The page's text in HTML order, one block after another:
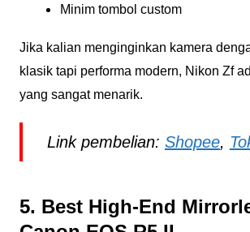
Minim tombol custom
Jika kalian menginginkan kamera
klasik tapi performa modern, Nikon Zf
yang sangat menarik.
Link pembelian: Shopee,
5. Best High-End